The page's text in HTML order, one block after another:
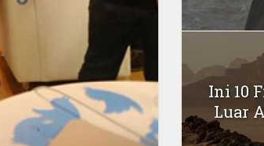
Ini 10
Luar